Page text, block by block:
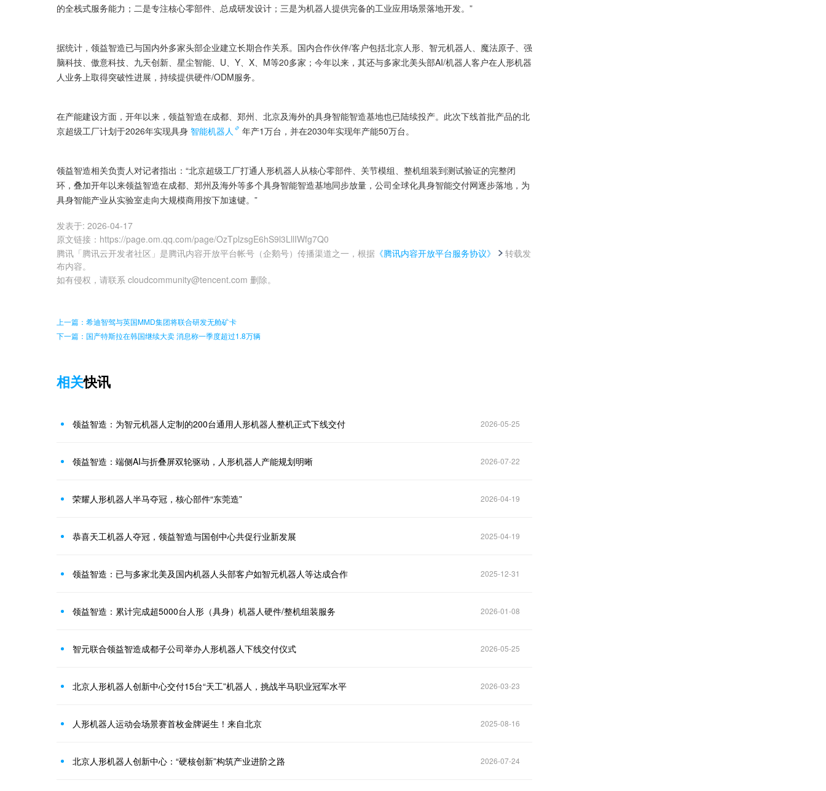
的全栈式服务能力；二是专注核心零部件、总成研发设计；三是为机器人提供完备的工业应用场景落地开发。”
据统计，领益智造已与国内外多家头部企业建立长期合作关系。国内合作伙伴/客户包括北京人形、智元机器人、魔法原子、强
脑科技、傲意科技、九天创新、星尘智能、U、Y、X、M等20多家；今年以来，其还与多家北美头部AI/机器人客户在人形机器
人业务上取得突破性进展，持续提供硬件/ODM服务。
在产能建设方面，开年以来，领益智造在成都、郑州、北京及海外的具身智能智造基地也已陆续投产。此次下线首批产品的北
京超级工厂计划于2026年实现具身 智能机器人 年产1万台，并在2030年实现年产能50万台。
领益智造相关负责人对记者指出：“北京超级工厂打通人形机器人从核心零部件、关节模组、整机组装到测试验证的完整闭
环，叠加开年以来领益智造在成都、郑州及海外等多个具身智能智造基地同步放量，公司全球化具身智能交付网逐步落地，为
具身智能产业从实验室走向大规模商用按下加速键。”
发表于: 2026-04-17
原文链接 ： https://page.om.qq.com/page/OzTplzsgE6hS9l3LllIWfg7Q0
腾讯「腾讯云开发者社区」是腾讯内容开放平台帐号（企鹅号）传播渠道之一，根据 《腾讯内容开放平台服务协议》
转载发
布内容。
如有侵权，请联系 cloudcommunity@tencent.com 删除。
上一篇：希迪智驾与英国MMD集团将联合研发无舱矿卡
下一篇：国产特斯拉在韩国继续大卖 消息称一季度超过1.8万辆
相关快讯
领益智造：为智元机器人定制的200台通用人形机器人整机正式下线交付 2026-05-25
领益智造：端侧AI与折叠屏双轮驱动，人形机器人产能规划明晰 2026-07-22
荣耀人形机器人半马夺冠，核心部件“东莞造” 2026-04-19
恭喜天工机器人夺冠，领益智造与国创中心共促行业新发展 2025-04-19
领益智造：已与多家北美及国内机器人头部客户如智元机器人等达成合作 2025-12-31
领益智造：累计完成超5000台人形（具身）机器人硬件/整机组装服务 2026-01-08
智元联合领益智造成都子公司举办人形机器人下线交付仪式 2026-05-25
北京人形机器人创新中心交付15台“天工”机器人，挑战半马职业冠军水平 2026-03-23
人形机器人运动会场景赛首枚金牌诞生！来自北京 2025-08-16
北京人形机器人创新中心：“硬核创新”构筑产业进阶之路 2026-07-24